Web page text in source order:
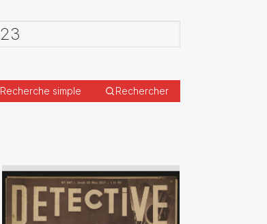
Recherche simple Rechercher